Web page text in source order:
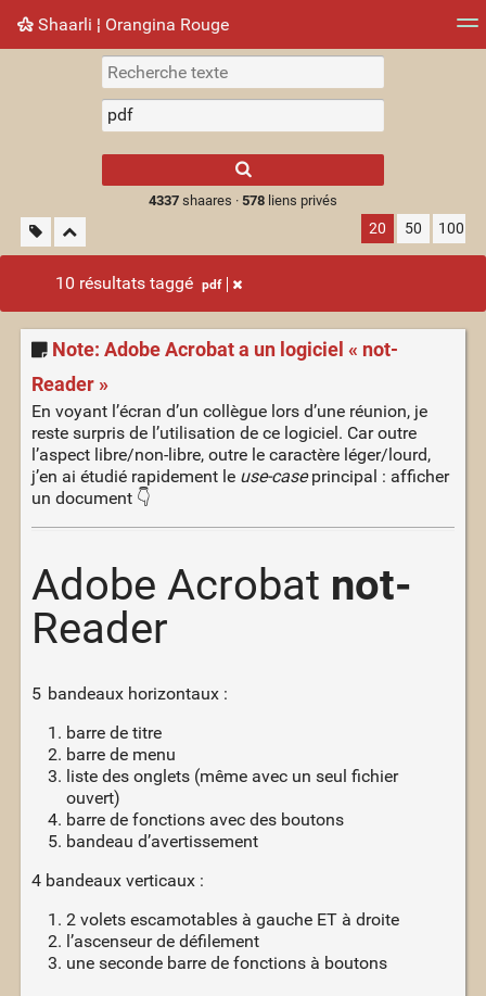
Shaarli ¦ Orangina Rouge
Nuage de tags Mur d'images
results.
4337shaares · 578liens privés
20 50 100
10 résultats taggé pdf
Note: Adobe Acrobat a un logiciel « not-
Reader »
En voyant l’écran d’un collègue lors d’une réunion, je
reste surpris de l’utilisation de ce logiciel. Car outre
l’aspect libre/non-libre, outre le caractère léger/lourd,
j’en ai étudié rapidement le use-caseprincipal : afficher
un document 👇
Adobe Acrobat not-
Reader
5 bandeaux horizontaux :
barre de titre
barre de menu
liste des onglets (même avec un seul fichier
ouvert)
barre de fonctions avec des boutons
bandeau d’avertissement
4 bandeaux verticaux :
2 volets escamotables à gauche ET à droite
l’ascenseur de défilement
une seconde barre de fonctions à boutons